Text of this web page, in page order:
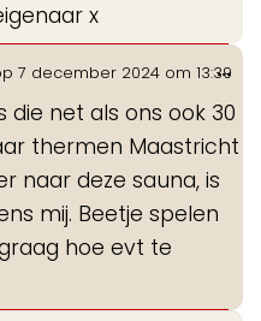
x
7 december 2024 om 13:39
die net als ons ook 30
thermen Maastricht
naar deze sauna, is
mij. Beetje spelen
hoe evt te
...